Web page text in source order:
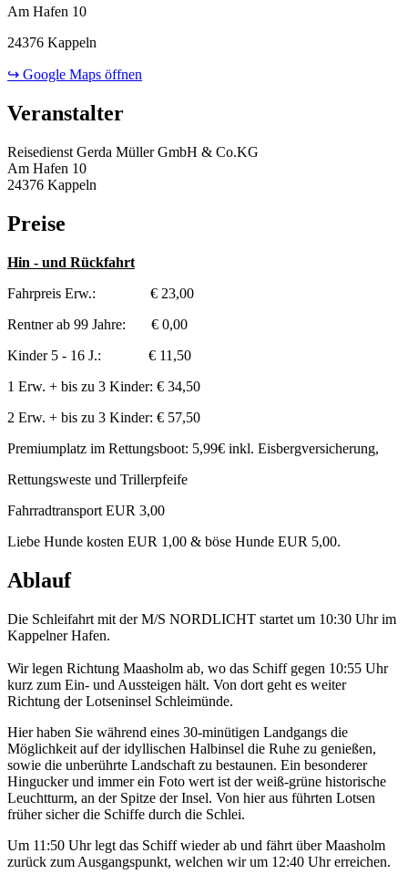
Am Hafen 10
24376 Kappeln
↪ Google Maps öffnen
Veranstalter
Reisedienst Gerda Müller GmbH & Co.KG
Am Hafen 10
24376 Kappeln
Preise
Hin - und Rückfahrt
Fahrpreis Erw.: € 23,00
Rentner ab 99 Jahre: € 0,00
Kinder 5 - 16 J.: € 11,50
1 Erw. + bis zu 3 Kinder: € 34,50
2 Erw. + bis zu 3 Kinder: € 57,50
Premiumplatz im Rettungsboot: 5,99€ inkl. Eisbergversicherung,
Rettungsweste und Trillerpfeife
Fahrradtransport EUR 3,00
Liebe Hunde kosten EUR 1,00 & böse Hunde EUR 5,00.
Ablauf
Die Schleifahrt mit der M/S NORDLICHT startet um 10:30 Uhr im
Kappelner Hafen.
Wir legen Richtung Maasholm ab, wo das Schiff gegen 10:55 Uhr
kurz zum Ein- und Aussteigen hält. Von dort geht es weiter
Richtung der Lotseninsel Schleimünde.
Hier haben Sie während eines 30-minütigen Landgangs die
Möglichkeit auf der idyllischen Halbinsel die Ruhe zu genießen,
sowie die unberührte Landschaft zu bestaunen. Ein besonderer
Hingucker und immer ein Foto wert ist der weiß-grüne historische
Leuchtturm, an der Spitze der Insel. Von hier aus führten Lotsen
früher sicher die Schiffe durch die Schlei.
Um 11:50 Uhr legt das Schiff wieder ab und fährt über Maasholm
zurück zum Ausgangspunkt, welchen wir um 12:40 Uhr erreichen.